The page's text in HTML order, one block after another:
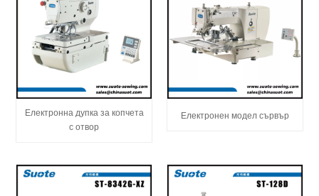
Електронна дупка за копчета
с отвор
Електронен модел сървър